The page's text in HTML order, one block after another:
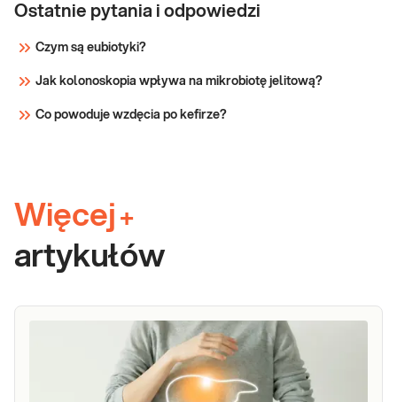
Ostatnie pytania i odpowiedzi
Czym są eubiotyki?
Jak kolonoskopia wpływa na mikrobiotę jelitową?
Co powoduje wzdęcia po kefirze?
Więcej +
artykułów